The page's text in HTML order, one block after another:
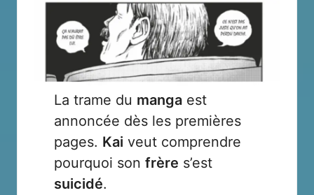
La trame du manga est
annoncée dès les premières
pages. Kai veut comprendre
pourquoi son frère s’est
suicidé.